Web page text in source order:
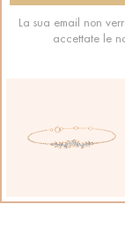
La sua email non
accettate le